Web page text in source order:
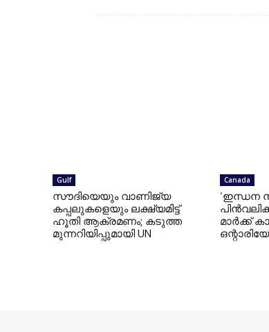
Gulf
സൗദിയെയും വാണിജ്യ
കപ്പലുകളെയും ലക്ഷ്യമിട്ട്
ഹൂതി ആക്രമണം; കടുത്ത
മുന്നറിയിപ്പുമായി UN
Canada
‘ഇന്ധന
മാർക്ക്